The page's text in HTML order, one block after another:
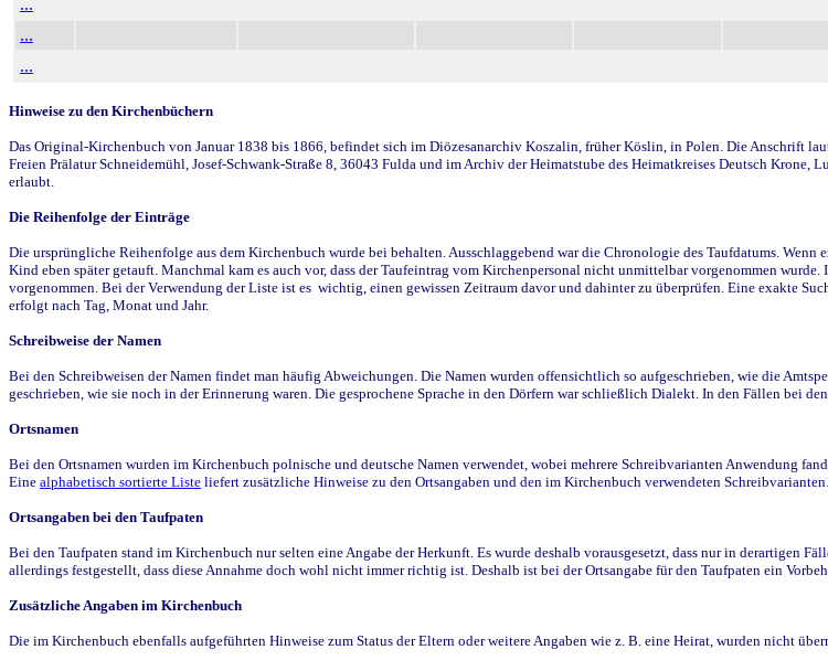
...
...
...
Hinweise zu den Kirchenbüchern
Das Original-Kirchenbuch von Januar 1838 bis 1866, befindet sich im Diözesanarchiv Koszalin, früher Köslin, in Polen. Die Anschrift
Freien Prälatur Schneidemühl, Josef-Schwank-Straße 8, 36043 Fulda und im Archiv der Heimatstube des Heimatkreises Deutsch
erlaubt.
Die Reihenfolge der Einträge
Die ursprüngliche Reihenfolge aus dem Kirchenbuch wurde bei behalten. Ausschlaggebend war die Chronologie des Taufdatums.
Kind eben später getauft. Manchmal kam es auch vor, dass der Taufeintrag vom Kirchenpersonal nicht unmittelbar vorgenommen
vorgenommen. Bei der Verwendung der Liste ist es wichtig, einen gewissen Zeitraum davor und dahinter zu überprüfen. Eine exakte
erfolgt nach Tag, Monat und Jahr.
Schreibweise der Namen
Bei den Schreibweisen der Namen findet man häufig Abweichungen. Die Namen wurden offensichtlich so aufgeschrieben, wie die
geschrieben, wie sie noch in der Erinnerung waren. Die gesprochene Sprache in den Dörfern war schließlich Dialekt. In den Fällen bei
Ortsnamen
Bei den Ortsnamen wurden im Kirchenbuch polnische und deutsche Namen verwendet, wobei mehrere Schreibvarianten Anwendung
Eine alphabetisch sortierte Liste liefert zusätzliche Hinweise zu den Ortsangaben und den im Kirchenbuch verwendeten Schreibvarianten.
Ortsangaben bei den Taufpaten
Bei den Taufpaten stand im Kirchenbuch nur selten eine Angabe der Herkunft. Es wurde deshalb vorausgesetzt, dass nur in derartigen
allerdings festgestellt, dass diese Annahme doch wohl nicht immer richtig ist. Deshalb ist bei der Ortsangabe für den Taufpaten ein
Zusätzliche Angaben im Kirchenbuch
Die im Kirchenbuch ebenfalls aufgeführten Hinweise zum Status der Eltern oder weitere Angaben wie z. B. eine Heirat, wurden nicht